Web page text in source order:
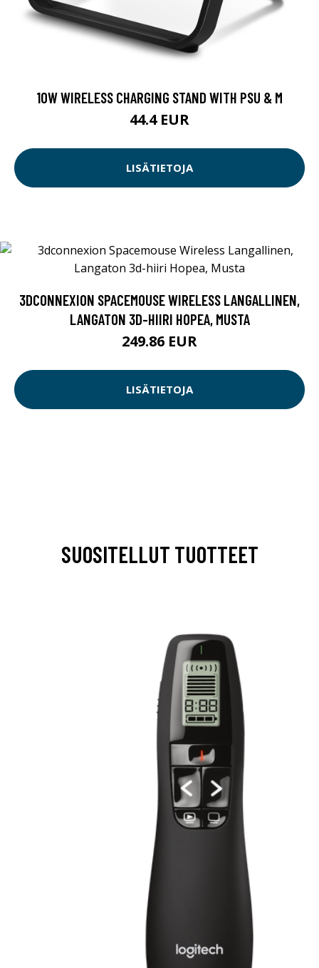
10W WIRELESS CHARGING STAND WITH PSU & M
44.4 EUR
LISÄTIETOJA
3DCONNEXION SPACEMOUSE WIRELESS LANGALLINEN,
LANGATON 3D-HIIRI HOPEA, MUSTA
249.86 EUR
LISÄTIETOJA
SUOSITELLUT TUOTTEET